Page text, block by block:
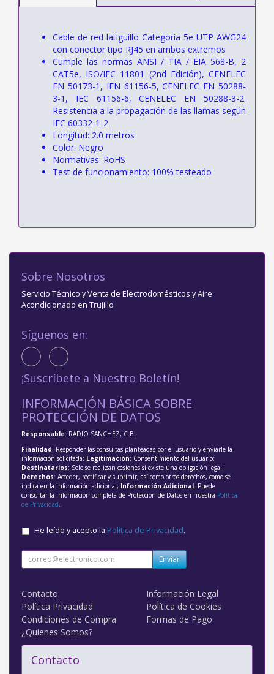
Cable de red latiguillo Categoría 5e UTP AWG24
con conector tipo RJ45 en ambos extremos
Cumple las normas ANSI / TIA / EIA 568-B, 2
CAT5e, ISO/IEC 11801 (2nd Edición), CENELEC
EN 50173-1, IEN 61156-5, CENELEC EN 50288-
3-1, IEC 61156-6, CENELEC EN 50288-3-2.
Resistencia a la propagación de las llamas según
IEC 60332-1-2
Longitud: 2.0 metros
Color: Negro
Normativas: RoHS
Test de funcionamiento: 100% testeado
Sobre Nosotros
Servicio Técnico y Venta de Electrodomésticos y Aire
Acondicionado en Trujillo
Síguenos en:
¡Suscríbete a Nuestro Boletín!
INFORMACIÓN BÁSICA SOBRE
PROTECCIÓN DE DATOS
Responsable: RADIO SANCHEZ, C.B.
Finalidad: Responder las consultas planteadas por el usuario y enviarle la
información solicitada; Legitimación: Consentimiento del usuario;
Destinatarios: Solo se realizan cesiones si existe una obligación legal;
Derechos: Acceder, rectificar y suprimir, así como otros derechos, como se
indica en la información adicional; Información Adicional: Puede
consultar la información completa de Protección de Datos en nuestra Política
de Privacidad
He leído y acepto la Política de Privacidad.
Enviar
Contacto
Información Legal
Política Privacidad
Política de Cookies
Condiciones de Compra
Formas de Pago
¿Quienes Somos?
Contacto